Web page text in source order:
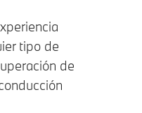
tipo de
de